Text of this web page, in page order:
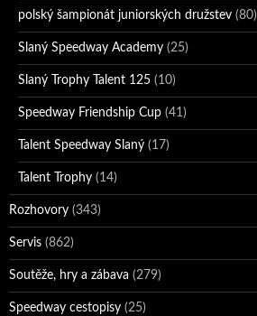
polský šampionát juniorských družstev (80)
Slaný Speedway Academy (25)
Slaný Trophy Talent 125 (10)
Speedway Friendship Cup (41)
Talent Speedway Slaný (17)
Talent Trophy (14)
Rozhovory (343)
Servis (862)
Soutěže, hry a zábava (279)
Speedway cestopisy (25)